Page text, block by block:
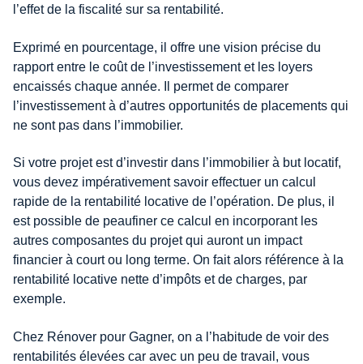
l’effet de la fiscalité sur sa rentabilité.
Exprimé en pourcentage, il offre une vision précise du
rapport entre le coût de l’investissement et les loyers
encaissés chaque année. Il permet de comparer
l’investissement à d’autres opportunités de placements qui
ne sont pas dans l’immobilier.
Si votre projet est d’investir dans l’immobilier à but locatif,
vous devez impérativement savoir effectuer un calcul
rapide de la rentabilité locative de l’opération. De plus, il
est possible de peaufiner ce calcul en incorporant les
autres composantes du projet qui auront un impact
financier à court ou long terme. On fait alors référence à la
rentabilité locative nette d’impôts et de charges, par
exemple.
Chez Rénover pour Gagner, on a l’habitude de voir des
rentabilités élevées car avec un peu de travail, vous